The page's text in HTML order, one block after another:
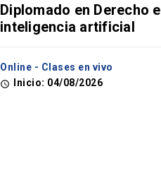
Diplomado en Derecho e
inteligencia artificial
Online - Clases en vivo
access_time Inicio: 04/08/2026